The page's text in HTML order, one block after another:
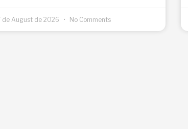
de August de 2026 No Comments